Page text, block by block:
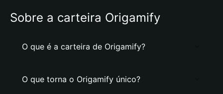
Sobre a carteira Origamify
O que é a carteira de Origamify?
O que torna o Origamify único?